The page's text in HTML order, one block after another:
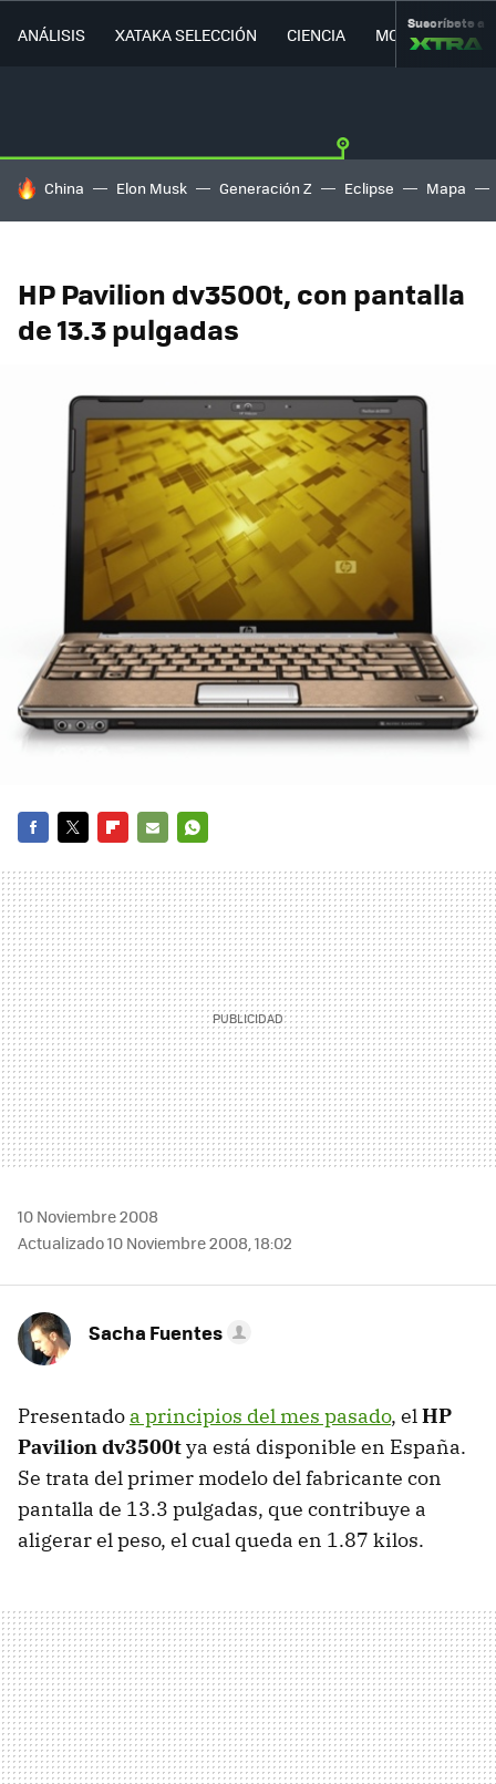
ANÁLISIS XATAKA SELECCIÓN CIENCIA MOVILIDAD
Suscríbete a
HOY SE HABLA DE
China Elon Musk Generación Z Eclipse Mapa
HP Pavilion dv3500t, con pantalla
de 13.3 pulgadas
MAIL
10 Noviembre 2008
Actualizado 10 Noviembre 2008, 18:02
Sacha Fuentes
Presentado a principios del mes pasado, elHP
Pavilion dv3500tya está disponible en España.
Se trata del primer modelo del fabricante con
pantalla de 13.3 pulgadas, que contribuye a
aligerar el peso, el cual queda en 1.87 kilos.